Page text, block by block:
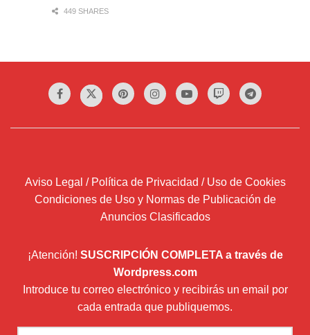
449 SHARES
Aviso Legal / Política de Privacidad / Uso de Cookies
Condiciones de Uso y Normas de Publicación de
Anuncios Clasificados
¡Atención! SUSCRIPCIÓN COMPLETA a través de
Wordpress.com
Introduce tu correo electrónico y recibirás un email por
cada entrada que publiquemos.